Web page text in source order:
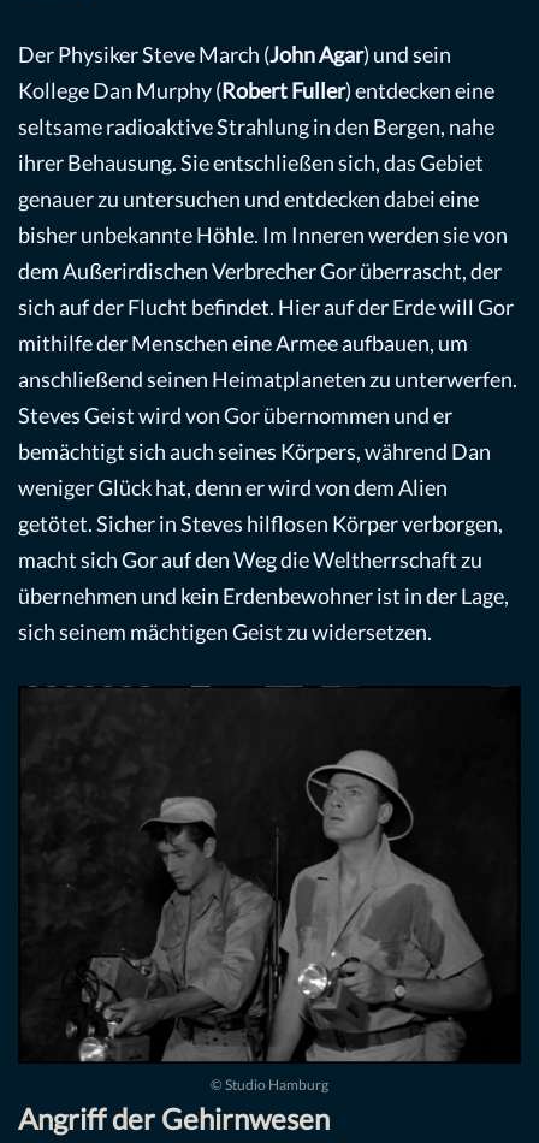
Der Physiker Steve March (John Agar) und sein
Kollege Dan Murphy (Robert Fuller) entdecken eine
seltsame radioaktive Strahlung in den Bergen, nahe
ihrer Behausung. Sie entschließen sich, das Gebiet
genauer zu untersuchen und entdecken dabei eine
bisher unbekannte Höhle. Im Inneren werden sie von
dem Außerirdischen Verbrecher Gor überrascht, der
sich auf der Flucht befindet. Hier auf der Erde will Gor
mithilfe der Menschen eine Armee aufbauen, um
anschließend seinen Heimatplaneten zu unterwerfen.
Steves Geist wird von Gor übernommen und er
bemächtigt sich auch seines Körpers, während Dan
weniger Glück hat, denn er wird von dem Alien
getötet. Sicher in Steves hilflosen Körper verborgen,
macht sich Gor auf den Weg die Weltherrschaft zu
übernehmen und kein Erdenbewohner ist in der Lage,
sich seinem mächtigen Geist zu widersetzen.
© Studio Hamburg
Angriff der Gehirnwesen